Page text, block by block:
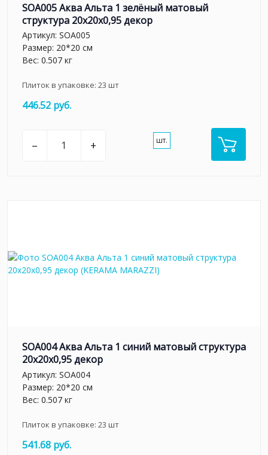
SOA005 Аква Альта 1 зелёный матовый
структура 20x20x0,95 декор
Артикул: SOA005
Размер: 20*20 см
Вес: 0.507 кг
Плиток в упаковке: 23 шт
446.52 руб.
– + шт.
SOA004 Аква Альта 1 синий матовый структура
20x20x0,95 декор
Артикул: SOA004
Размер: 20*20 см
Вес: 0.507 кг
Плиток в упаковке: 23 шт
541.68 руб.